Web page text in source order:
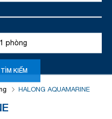
1 phòng
KIẾM
HALONG AQUAMARINE